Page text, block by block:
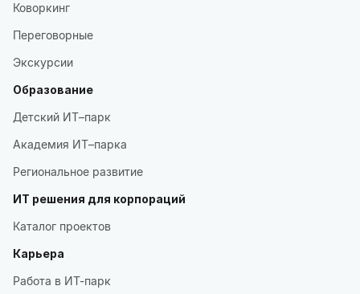
Коворкинг
Переговорные
Экскурсии
Образование
Детский ИТ–парк
Академия ИТ–парка
Региональное развитие
ИТ решения для корпораций
Каталог проектов
Карьера
Работа в ИТ-парк